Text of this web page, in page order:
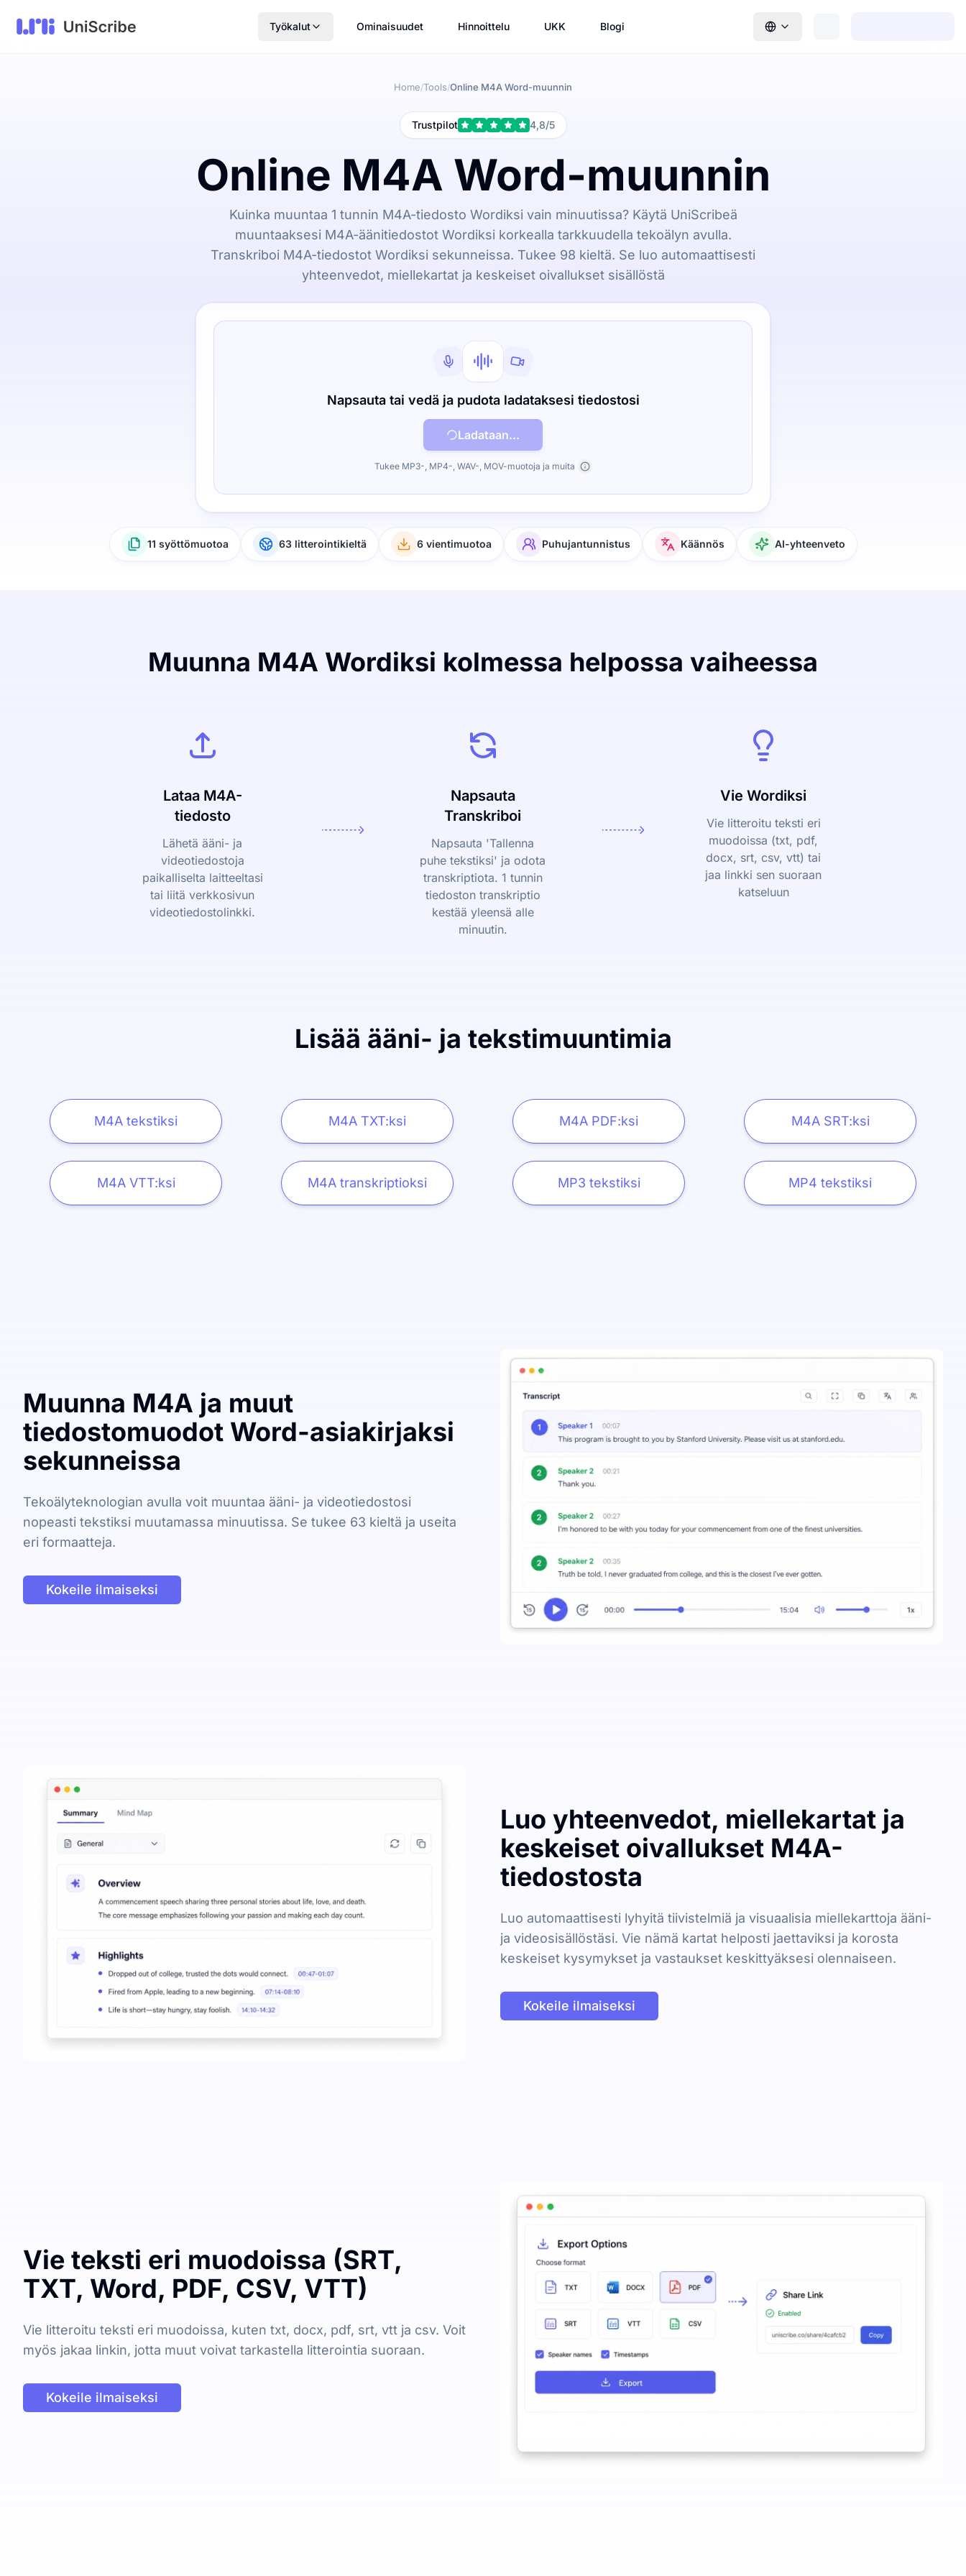
Työkalut Ominaisuudet Hinnoittelu UKK Blogi
Home/Tools/Online M4A Word-muunnin
Trustpilot 4,8/5
Online M4A Word-muunnin
Kuinka muuntaa 1 tunnin M4A-tiedosto Wordiksi vain minuutissa? Käytä UniScribeä
muuntaaksesi M4A-äänitiedostot Wordiksi korkealla tarkkuudella tekoälyn avulla.
Transkriboi M4A-tiedostot Wordiksi sekunneissa. Tukee 98 kieltä. Se luo automaattisesti
yhteenvedot, miellekartat ja keskeiset oivallukset sisällöstä
Napsauta tai vedä ja pudota ladataksesi tiedostosi
Ladataan...
Tukee MP3-, MP4-, WAV-, MOV-muotoja ja muita
11 syöttömuotoa 63 litterointikieltä 6 vientimuotoa Puhujantunnistus Käännös AI-yhteenveto
Muunna M4A Wordiksi kolmessa helpossa vaiheessa
Lataa M4A-
tiedosto
Lähetä ääni- ja
videotiedostoja
paikalliselta laitteeltasi
tai liitä verkkosivun
videotiedostolinkki.
Napsauta
Transkriboi
Napsauta 'Tallenna
puhe tekstiksi' ja odota
transkriptiota. 1 tunnin
tiedoston transkriptio
kestää yleensä alle
minuutin.
Vie Wordiksi
Vie litteroitu teksti eri
muodoissa (txt, pdf,
docx, srt, csv, vtt) tai
jaa linkki sen suoraan
katseluun
Lisää ääni- ja tekstimuuntimia
M4A tekstiksi M4A TXT:ksi M4A PDF:ksi M4A SRT:ksi
M4A VTT:ksi M4A transkriptioksi MP3 tekstiksi MP4 tekstiksi
Muunna M4A ja muut
tiedostomuodot Word-asiakirjaksi
sekunneissa
Tekoälyteknologian avulla voit muuntaa ääni- ja videotiedostosi
nopeasti tekstiksi muutamassa minuutissa. Se tukee 63 kieltä ja useita
eri formaatteja.
Kokeile ilmaiseksi
Luo yhteenvedot, miellekartat ja
keskeiset oivallukset M4A-
tiedostosta
Luo automaattisesti lyhyitä tiivistelmiä ja visuaalisia miellekarttoja ääni-
ja videosisällöstäsi. Vie nämä kartat helposti jaettaviksi ja korosta
keskeiset kysymykset ja vastaukset keskittyäksesi olennaiseen.
Kokeile ilmaiseksi
Vie teksti eri muodoissa (SRT,
TXT, Word, PDF, CSV, VTT)
Vie litteroitu teksti eri muodoissa, kuten txt, docx, pdf, srt, vtt ja csv. Voit
myös jakaa linkin, jotta muut voivat tarkastella litterointia suoraan.
Kokeile ilmaiseksi